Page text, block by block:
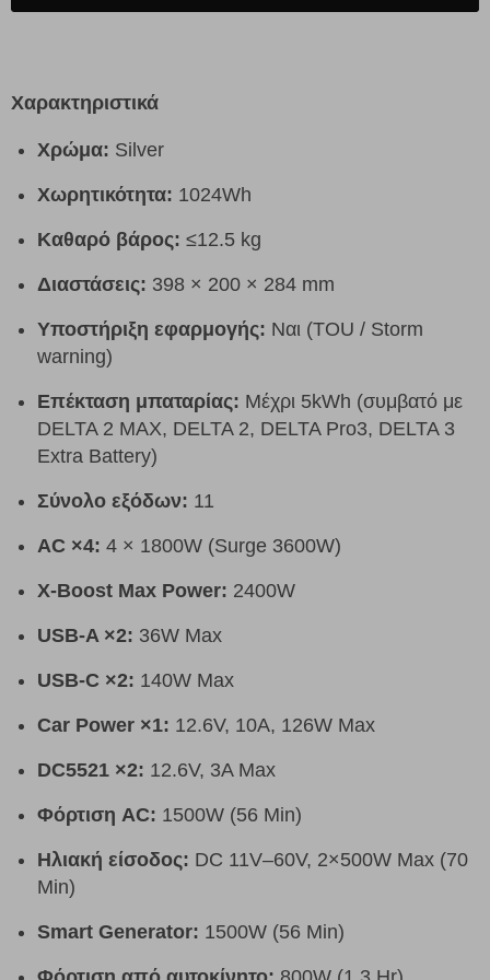
Χαρακτηριστικά
Χρώμα: Silver
Χωρητικότητα: 1024Wh
Καθαρό βάρος: ≤12.5 kg
Διαστάσεις: 398 × 200 × 284 mm
Υποστήριξη εφαρμογής: Ναι (TOU / Storm
warning)
Επέκταση μπαταρίας: Μέχρι 5kWh (συμβατό με
DELTA 2 MAX, DELTA 2, DELTA Pro3, DELTA 3
Extra Battery)
Σύνολο εξόδων: 11
AC ×4: 4 × 1800W (Surge 3600W)
X-Boost Max Power: 2400W
USB-A ×2: 36W Max
USB-C ×2: 140W Max
Car Power ×1: 12.6V, 10A, 126W Max
DC5521 ×2: 12.6V, 3A Max
Φόρτιση AC: 1500W (56 Min)
Ηλιακή είσοδος: DC 11V–60V, 2×500W Max (70
Min)
Smart Generator: 1500W (56 Min)